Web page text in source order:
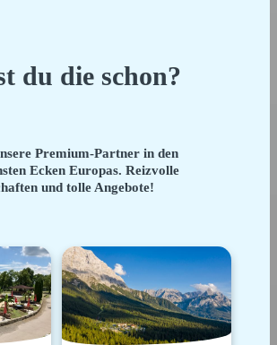
du die schon?
Premium-Partner in den
Ecken Europas. Reizvolle
und tolle Angebote!